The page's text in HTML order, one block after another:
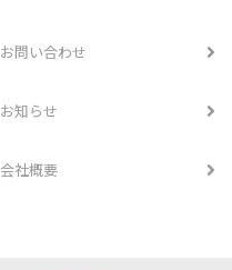
お問い合わせ
お知らせ
会社概要